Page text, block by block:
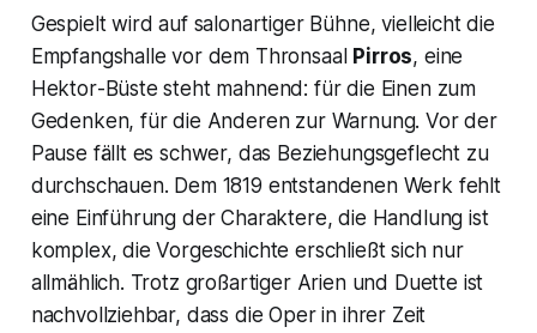
Gespielt wird auf salonartiger Bühne, vielleicht die
Empfangshalle vor dem Thronsaal Pirros, eine
Hektor-Büste steht mahnend: für die Einen zum
Gedenken, für die Anderen zur Warnung. Vor der
Pause fällt es schwer, das Beziehungsgeflecht zu
durchschauen. Dem 1819 entstandenen Werk fehlt
eine Einführung der Charaktere, die Handlung ist
komplex, die Vorgeschichte erschließt sich nur
allmählich. Trotz großartiger Arien und Duette ist
nachvollziehbar, dass die Oper in ihrer Zeit